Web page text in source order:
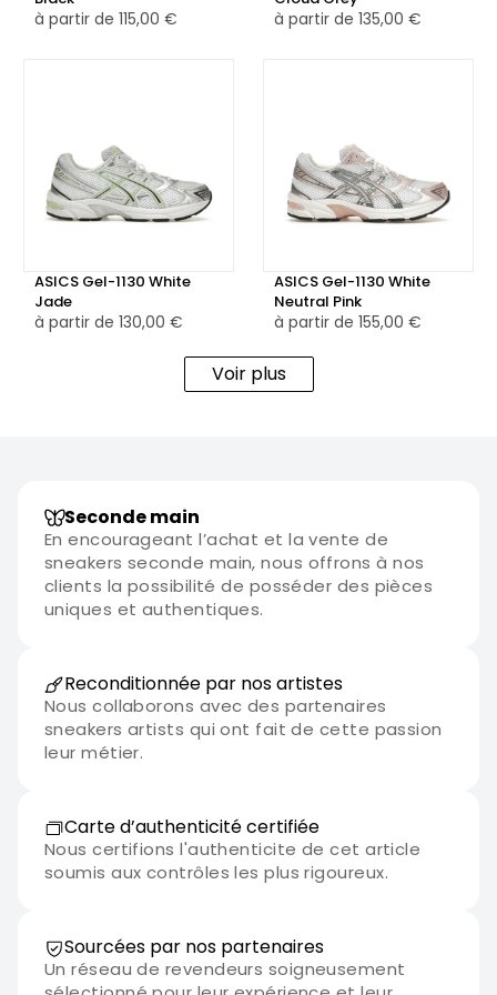
une transition fluide. La semelle extérieure, en caoutchouc
beige et gris, garantit une excellente adhérence, une
Proposée en version neuve et en version reconditionnée,
chaque paire est vérifiée avec soin, pour vous garantir une
qualité conforme aux standards techniques et esthétiques
de la gamme ASICS Gel-1130.
à partir de 115,00 € à partir de 135,00 €
ASICS Gel-1130 White
Jade
à partir de 130,00 €
ASICS Gel-1130 White
Neutral Pink
à partir de 155,00 €
Voir plus
Seconde main
En encourageant l’achat et la vente de
sneakers seconde main, nous offrons à nos
clients la possibilité de posséder des pièces
uniques et authentiques.
Reconditionnée par nos artistes
Nous collaborons avec des partenaires
sneakers artists qui ont fait de cette passion
leur métier.
Carte d’authenticité certifiée
Nous certifions l'authenticite de cet article
soumis aux contrôles les plus rigoureux.
Sourcées par nos partenaires
Un réseau de revendeurs soigneusement